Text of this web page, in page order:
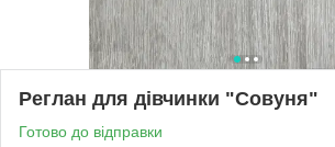
Реглан для дівчинки "Совуня"
Готово до відправки